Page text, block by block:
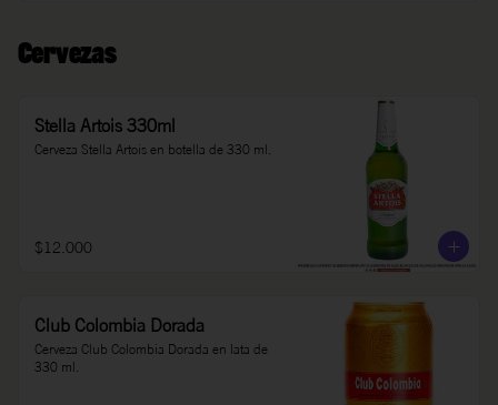
Cervezas
Stella Artois 330ml
Cerveza Stella Artois en botella de 330 ml.
$12.000
Club Colombia Dorada
Cerveza Club Colombia Dorada en lata de
330 ml.